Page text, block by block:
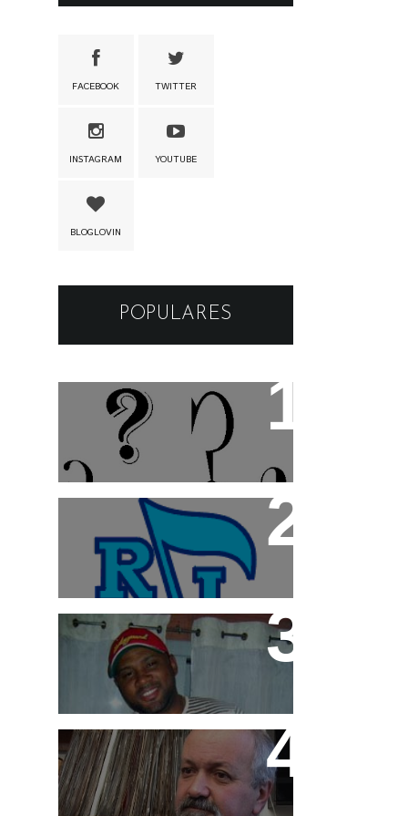
FACEBOOK TWITTER
INSTAGRAM YOUTUBE
BLOGLOVIN
POPULARES
Os apelidos das musicas
Radio Imprensa: "A casa
do Funk"
Márcio G
História da Cash Box em
DVD